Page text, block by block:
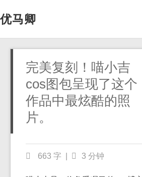
优马卿
完美复刻！喵小吉
cos图包呈现了这个
作品中最炫酷的照
片。
663 字 3 分钟